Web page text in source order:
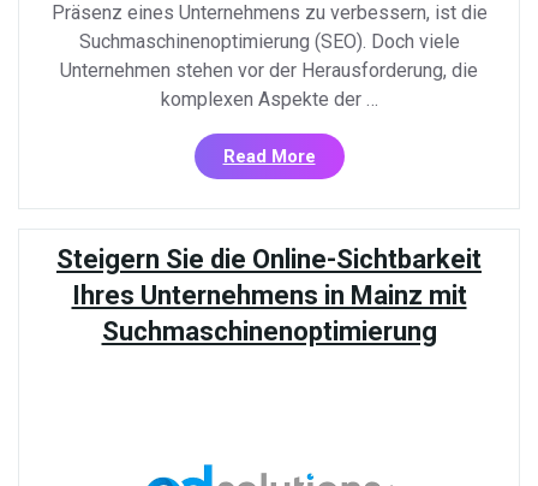
Präsenz eines Unternehmens zu verbessern, ist die
Suchmaschinenoptimierung (SEO). Doch viele
Unternehmen stehen vor der Herausforderung, die
komplexen Aspekte der …
Read More«Erfolgreiches
Online-
Marketing
durch
Schulung»
Steigern Sie die Online-Sichtbarkeit
Ihres Unternehmens in Mainz mit
Suchmaschinenoptimierung